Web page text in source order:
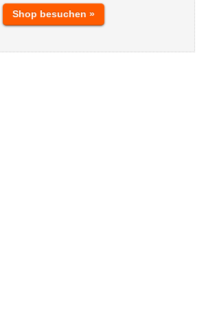
Shop besuchen »